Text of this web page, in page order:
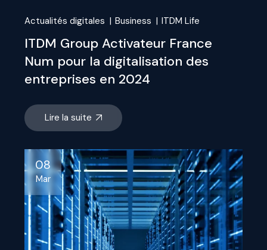
Actualités digitales Business ITDM Life
ITDM Group Activateur France
Num pour la digitalisation des
entreprises en 2024
Lire la suite
08
Mar